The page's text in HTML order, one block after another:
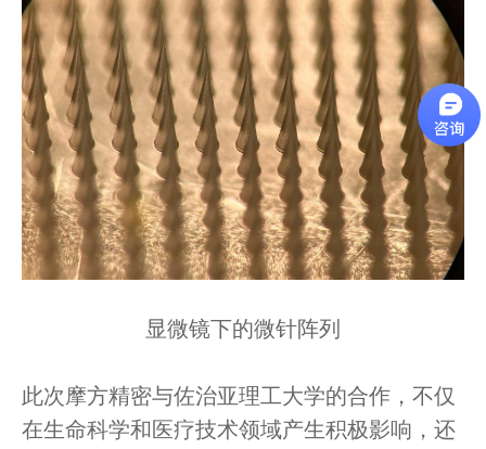
显微镜下的微针阵列
此次摩方精密与佐治亚理工大学的合作，不仅
在生命科学和医疗技术领域产生积极影响，还